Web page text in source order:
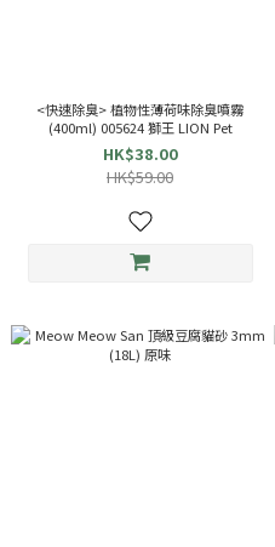
<快速除臭> 植物性薄荷味除臭噴霧
(400ml) 005624 獅王 LION Pet
HK$38.00
HK$59.00